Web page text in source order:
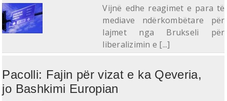
Vijnë edhe reagimet e para të
mediave ndërkombëtare për
lajmet nga Brukseli për
liberalizimin e [...]
Pacolli: Fajin për vizat e ka Qeveria,
jo Bashkimi Europian